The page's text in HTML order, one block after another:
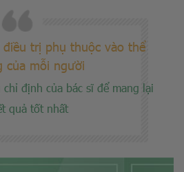
trị phụ thuộc vào thể
của mỗi người
định của bác sĩ để mang lại
quả tốt nhất